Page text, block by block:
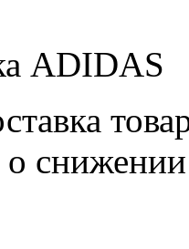
ADIDAS